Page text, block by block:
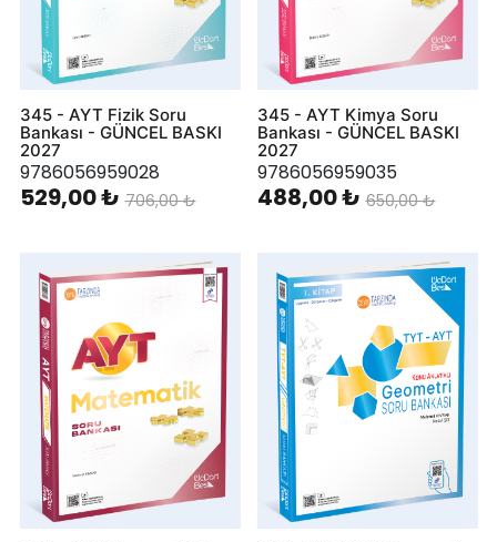
345 - AYT Fizik Soru
Bankası - GÜNCEL BASKI
2027
9786056959028
529,00 ₺ 706,00 ₺
345 - AYT Kimya Soru
Bankası - GÜNCEL BASKI
2027
9786056959035
488,00 ₺ 650,00 ₺